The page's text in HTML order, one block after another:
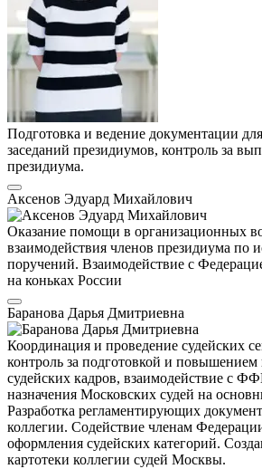
Подготовка и ведение документации
заседаний президиумов, контроль за
президиума.
Аксенов Эдуард Михайлович
Оказание помощи в организационных
взаимодействия членов президиума по
поручений. Взаимодействие с
на коньках России
Баранова Дарья Дмитриевна
Координация и проведение судейских
контроль за подготовкой и
судейских кадров, взаимодействие с
назначения Московских судей на
Разработка регламентирующих
коллегии. Содействие членам
оформления судейских категорий.
картотеки коллегии судей Москвы.